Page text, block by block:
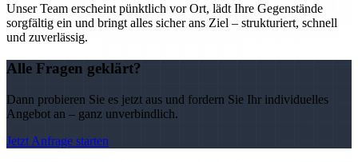
Unser Team erscheint pünktlich vor Ort, lädt Ihre Gegenstände
sorgfältig ein und bringt alles sicher ans Ziel – strukturiert, schnell
und zuverlässig.
Alle Fragen geklärt?
Dann probieren Sie es jetzt aus und fordern Sie Ihr individuelles
Angebot an – ganz unverbindlich.
Jetzt Anfrage starten